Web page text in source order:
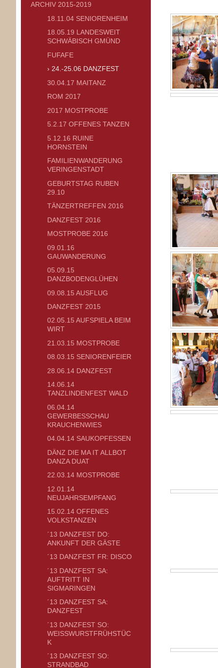
ARCHIV 2015-2019
18.11.04 SENIORENHEIM
18.05.19 LANDESWEIT
SCHWÄBISCH GMÜND
FUFAFE
24.-25.06 DANZFEST
30.04.17 MAITANZ
ROM 2017
2017 MOSTPROBE
5.2.17 OFFENES TANZEN
5.12.16 RUINE
HORNSTEIN
FAMILIENWANDERUNG
VERINGENSTADT
GEBURTSTAG RUBEN
29.10
TÄNZERTREFFEN 2016
DANZFEST 2016
MOSTPROBE 2016
09.01.16
GAUWANDERUNG
05.09.15
DANZBODENGLÜHEN
09.08.15 AUSFLUG
DANZFEST 2015
02.05.15 AUFSPIELA BEIM
WIRT
21.03.15 MOSTPROBE
08.03.15 SENIORENFEIER
28.06.14 DANZFEST
14.06.14
TANZLINDENFEST WALD
06.04.14
GEWERBESSCHAU
KRAUCHENWIES
04.04.14 SAUKOPFESSEN
DÄNZ DIE MA IT ALLBOT
DANZA DUAT
22.03.14 MOSTPROBE
12.01.14
NEUJAHRSEMPFANG
15.02.14 OFFENES
VOLKSTANZEN
´13 DANZFEST DO:
ANKUNFT DER GÄSTE
´13 DANZFEST FR: DISCO
´13 DANZFEST SA:
AUFTRITT IN
SIGMARINGEN
´13 DANZFEST SA:
DANZFEST
´13 DANZFEST SO:
WEISSWURSTFRÜHSTÜCK
´13 DANZFEST SO:
STRANDBAD